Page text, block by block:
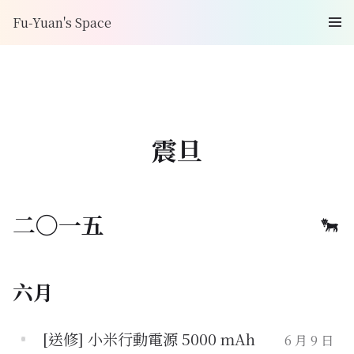
Fu-Yuan's Space
震旦
二〇一五
六月
[送修] 小米行動電源 5000 mAh
6 月 9 日